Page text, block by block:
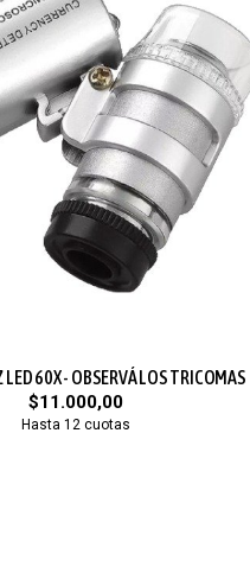
LED 60X - OBSERVÁ LOS TRICOMAS
$11.000,00
Hasta 12 cuotas